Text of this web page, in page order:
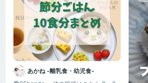
あかね -離乳食・幼児食-